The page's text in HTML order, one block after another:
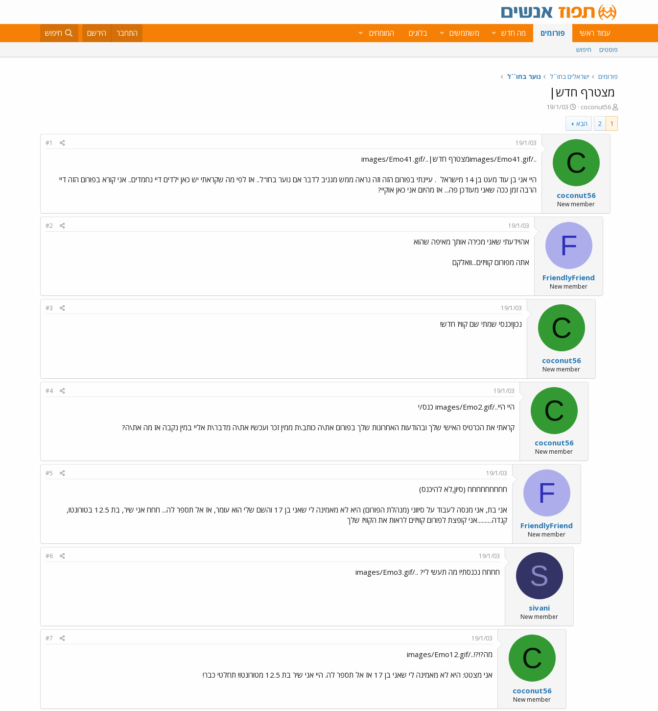
עמוד ראשי פורומים מה חדש משתמשים בלוגים המומחים התחבר הירשם חיפוש
פוסטים חיפוש
פורומים ישראלים בחו``ל נוער בחו``ל
מצטרף חדש|
פ
ו
ת
ח
coconut56
פ
ו
ס
ם
ת
א
י
ך
19/1/03
1
2 הבא
C
coconut56
New member
19/1/03
#1
../images/Emo41.gifמצטרף חדש|../images/Emo41.gif
היי אני בן עוד מעט בן 14 מישראל
. עיינתי בפורום הזה וזה נראה ממש מגניב לדבר אם נוער בחו"ל.. אז לפי מה שקראתי יש כאן ילדים דיי נחמדים.. אני קורא בפורום הזה דיי
הרבה זמן ככה שאני מעודכן פה... אז מהיום אני כאן אוקיי?
F
FriendlyFriend
New member
19/1/03
#2
אה!ידעתי שאני מכירה אותך מאיפה שהוא
אתה מפורום קוויזים...וואלקם
C
coconut56
New member
19/1/03
#3
נכון!כנסי שמתי שם קוויז חדש!
C
coconut56
New member
19/1/03
#4
היי היי../images/Emo2.gif כנס/י
קראתי את הכרטיס האישי שלך ובהודעות האחרונות שלך בפורום את\ה כותב\ת ממין זכר ועכשיו את\ה מדבר\ת אליי במין נקבה אז מה את\ה?
F
FriendlyFriend
New member
19/1/03
#5
חחחחחחחחח (סיון,לא להיכנס)
אני בת, אני מנסה לעבוד על סיווני (מנהלת הפורום) היא לא מאמינה לי שאני בן 17 והשם שלי הוא עומר, אז אל תספר לה... חחח אני שיר, בת 12.5 בטורונטו,
קנדה..........אני קופצת לפורום קוויזים לראות את הקוויז שלך
S
sivani
New member
19/1/03
#6
חחחח נכנסתי! מה תעשי לי? ../images/Emo3.gif
C
coconut56
New member
19/1/03
#7
מה?!?!../images/Emo12.gif
אני מצטט: היא לא מאמינה לי שאני בן 17 אז אל תספר לה. היי אני שיר בת 12.5 מטורונטו! תחלטי כבר!